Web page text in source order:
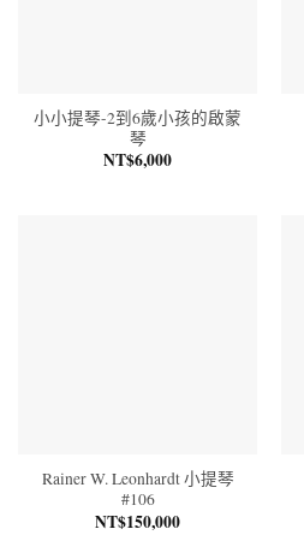
小小提琴-2到6歲小孩的啟蒙
琴
NT$6,000
Rainer W. Leonhardt 小提琴
#106
NT$150,000